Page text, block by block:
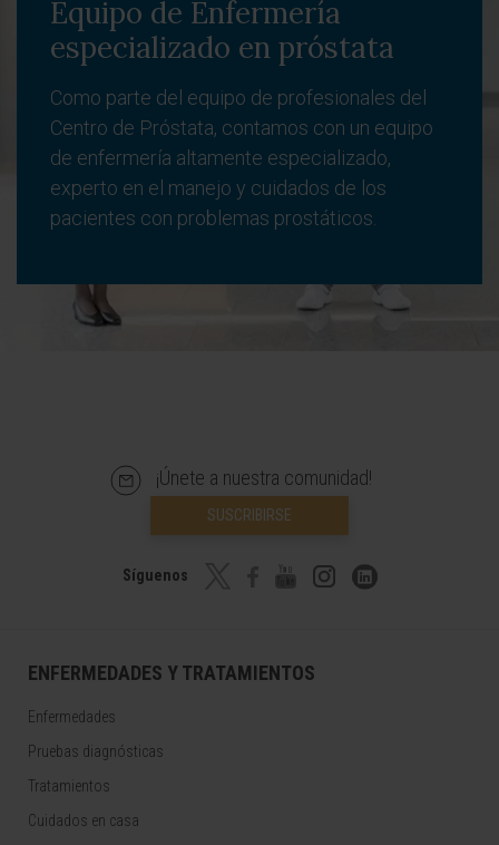
Equipo de Enfermería
especializado en próstata
Como parte del equipo de profesionales del
Centro de Próstata, contamos con un equipo
de enfermería altamente especializado,
experto en el manejo y cuidados de los
pacientes con problemas prostáticos.
¡Únete a nuestra comunidad!
SUSCRIBIRSE
Síguenos
ENFERMEDADES Y TRATAMIENTOS
Enfermedades
Pruebas diagnósticas
Tratamientos
Cuidados en casa